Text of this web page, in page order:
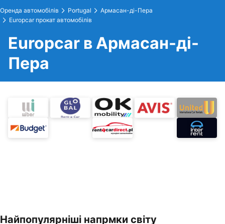
Оренда автомобілів Portugal
Армасан-ді-Пера
Europcar прокат автомобілів
Europcar в Армасан-ді-
Пера
Найпопулярніші напрмки світу